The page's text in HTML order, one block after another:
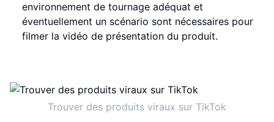
environnement de tournage adéquat et
éventuellement un scénario sont nécessaires pour
filmer la vidéo de présentation du produit.
Trouver des produits viraux sur TikTok